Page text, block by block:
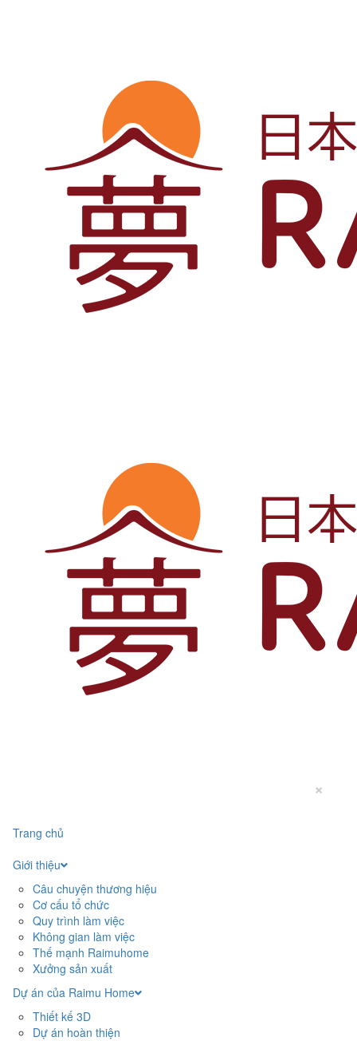
×
Trang chủ
Giới thiệu
Câu chuyện thương hiệu
Cơ cấu tổ chức
Quy trình làm việc
Không gian làm việc
Thế mạnh Raimuhome
Xưởng sản xuất
Dự án của Raimu Home
Thiết kế 3D
Dự án hoàn thiện